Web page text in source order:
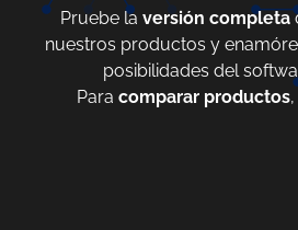
Pruebe la versión completa
nuestros productos y
posibilidades del
Para comparar productos